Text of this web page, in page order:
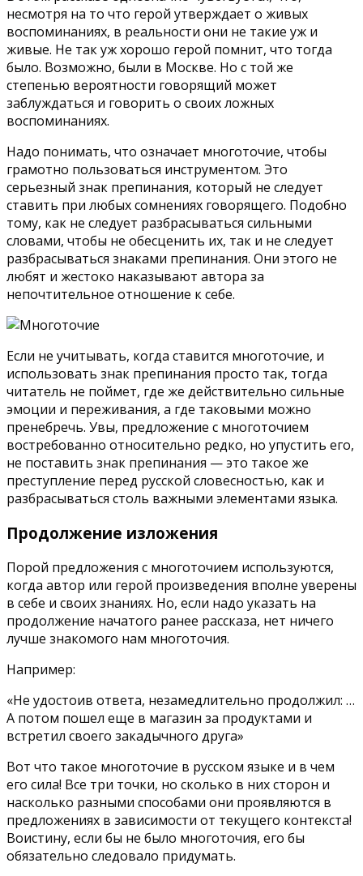
несмотря на то что герой утверждает о живых
воспоминаниях, в реальности они не такие уж и
живые. Не так уж хорошо герой помнит, что тогда
было. Возможно, были в Москве. Но с той же
степенью вероятности говорящий может
заблуждаться и говорить о своих ложных
воспоминаниях.
Надо понимать, что означает многоточие, чтобы
грамотно пользоваться инструментом. Это
серьезный знак препинания, который не следует
ставить при любых сомнениях говорящего. Подобно
тому, как не следует разбрасываться сильными
словами, чтобы не обесценить их, так и не следует
разбрасываться знаками препинания. Они этого не
любят и жестоко наказывают автора за
непочтительное отношение к себе.
Если не учитывать, когда ставится многоточие, и
использовать знак препинания просто так, тогда
читатель не поймет, где же действительно сильные
эмоции и переживания, а где таковыми можно
пренебречь. Увы, предложение с многоточием
востребованно относительно редко, но упустить его,
не поставить знак препинания — это такое же
преступление перед русской словесностью, как и
разбрасываться столь важными элементами языка.
Продолжение изложения
Порой предложения с многоточием используются,
когда автор или герой произведения вполне уверены
в себе и своих знаниях. Но, если надо указать на
продолжение начатого ранее рассказа, нет ничего
лучше знакомого нам многоточия.
Например:
«Не удостоив ответа, незамедлительно продолжил: …
А потом пошел еще в магазин за продуктами и
встретил своего закадычного друга»
Вот что такое многоточие в русском языке и в чем
его сила! Все три точки, но сколько в них сторон и
насколько разными способами они проявляются в
предложениях в зависимости от текущего контекста!
Воистину, если бы не было многоточия, его бы
обязательно следовало придумать.